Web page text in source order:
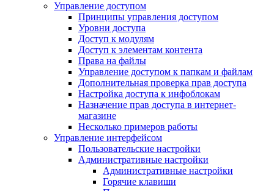
Управление доступом
Принципы управления доступом
Уровни доступа
Доступ к модулям
Доступ к элементам контента
Права на файлы
Управление доступом к папкам и файлам
Дополнительная проверка прав доступа
Настройка доступа к инфоблокам
Назначение прав доступа в интернет-
магазине
Несколько примеров работы
Управление интерфейсом
Пользовательские настройки
Административные настройки
Административные настройки
Горячие клавиши